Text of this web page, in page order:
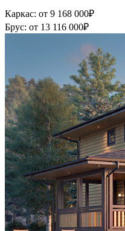
Каркас: от 9 168 000₽
Брус: от 13 116 000₽